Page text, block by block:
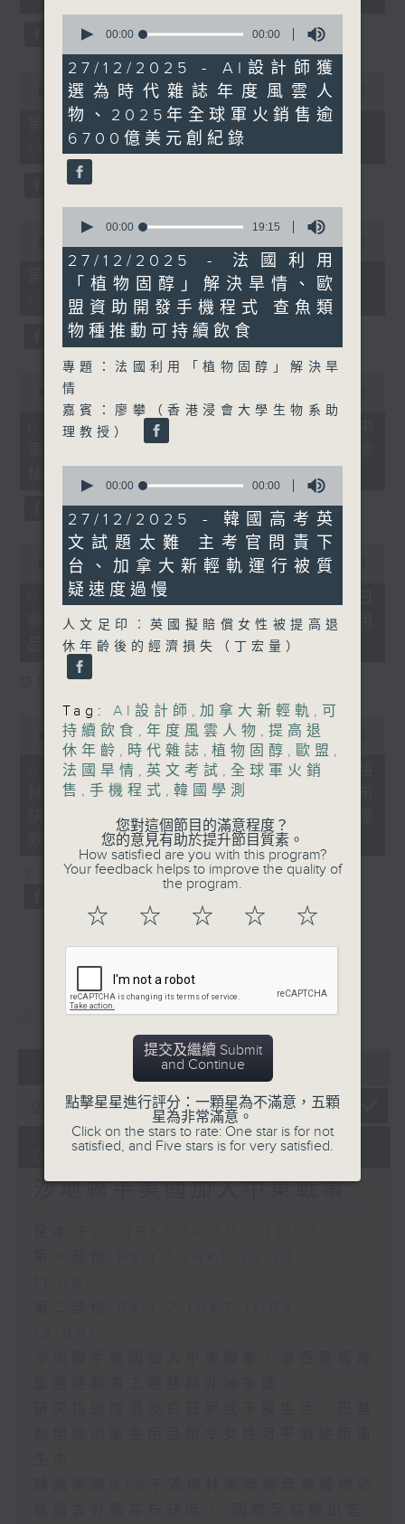
minutes,
seconds
seconds
minutes,
seconds
00:00 23:30
第一部份 Part 1 (HKT 10:30 -
11:00)
minutes,
seconds
第二部份 Part 2 (HKT 11:04 -
12:00)
seconds
minutes,
seconds
00:00
08/08/2026 - 沙地聯手美國加入中
移師非洲多國
seconds
minutes,
seconds
00:00 19:18
08/08/2026 - 研究指過度沉浸白日
夢或干擾生活、巴基斯坦取消衛生用
品稅令女性可平價使用衛生巾
訪問︰何雅莉（精神科專科醫生）
seconds
minutes,
00:00 21:40
08/08/2026 - 韓國男團BTS不滿格
林美獎將音樂按地區或語言分類宣布
缺席、*國際足協擬出售世界盃股權遭
歐洲足協威脅杯葛
「天南地北任我行」：土耳其雪糕
重溫 CATCHUP
06 - 08 2026
08/08/2026
沙地聯手美國加入中東戰事
seconds
18
minutes,
51
seconds
00:00 18:51
27/12/2025 - AI設計師獲
選為時代雜誌年度風雲人
物、2025年全球軍火銷售逾
6700億美元創紀錄
seconds
19
minutes,
15
seconds
00:00 19:15
27/12/2025 - 法國利用
「植物固醇」解決旱情、歐
盟資助開發手機程式 查魚類
物種推動可持續飲食
專題：法國利用「植物固醇」解決旱
情
嘉賓：廖攀（香港浸會大學生物系助
理教授）
seconds
0
seconds
00:00 00:00
27/12/2025 - 韓國高考英
文試題太難 主考官問責下
台、加拿大新輕軌運行被質
疑速度過慢
人文足印︰英國擬賠償女性被提高退
休年齡後的經濟損失（丁宏量）
Tag: AI設計師 , 加拿大新輕軌 , 可
持續飲食 , 年度風雲人物 , 提高退
休年齡 , 時代雜誌 , 植物固醇 , 歐盟 ,
法國旱情 , 英文考試 , 全球軍火銷
售 , 手機程式 , 韓國學測
您對這個節目的滿意程度？
您的意見有助於提升節目質素。
How satisfied are you with this program?
Your feedback helps to improve the quality of
the program.
☆ ☆ ☆ ☆ ☆
提交及繼續 Submit
and Continue
點擊星星進行評分：一顆星為不滿意，五顆
星為非常滿意。
Click on the stars to rate: One star is for not
satisfied, and Five stars is for very satisfied.